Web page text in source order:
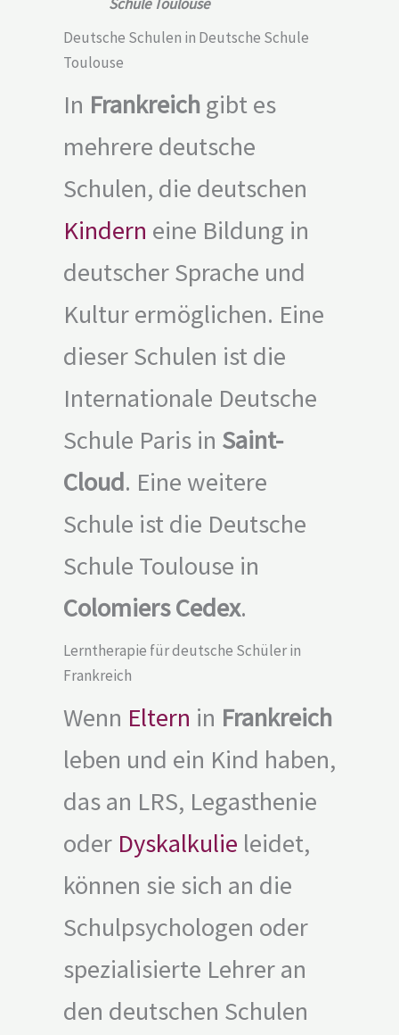
Deutsche Schulen in Deutsche Schule
Toulouse
In Frankreich gibt es
mehrere deutsche
Schulen, die deutschen
Kindern eine Bildung in
deutscher Sprache und
Kultur ermöglichen. Eine
dieser Schulen ist die
Internationale Deutsche
Schule Paris in Saint-
Cloud. Eine weitere
Schule ist die Deutsche
Schule Toulouse in
Colomiers Cedex.
Lerntherapie für deutsche Schüler in
Frankreich
Wenn Eltern in Frankreich
leben und ein Kind haben,
das an LRS, Legasthenie
oder Dyskalkulie leidet,
können sie sich an die
Schulpsychologen oder
spezialisierte Lehrer an
den deutschen Schulen